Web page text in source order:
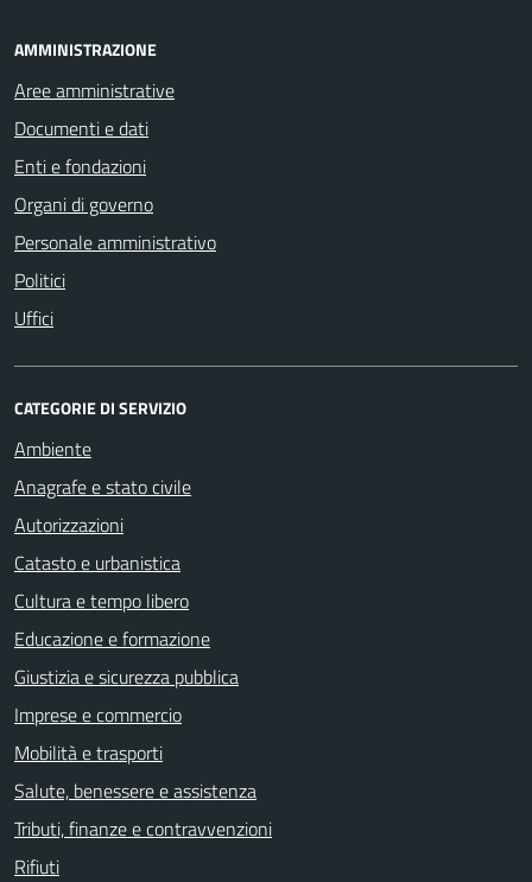
AMMINISTRAZIONE
Aree amministrative
Documenti e dati
Enti e fondazioni
Organi di governo
Personale amministrativo
Politici
Uffici
CATEGORIE DI SERVIZIO
Ambiente
Anagrafe e stato civile
Autorizzazioni
Catasto e urbanistica
Cultura e tempo libero
Educazione e formazione
Giustizia e sicurezza pubblica
Imprese e commercio
Mobilità e trasporti
Salute, benessere e assistenza
Tributi, finanze e contravvenzioni
Rifiuti